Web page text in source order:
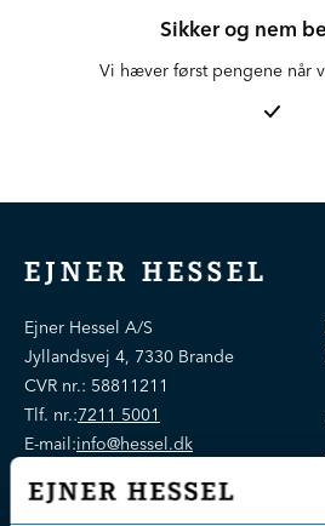
Sikker og nem
Vi hæver først pengene når
EJNER HESSEL
Ejner Hessel A/S
Jyllandsvej 4, 7330 Brande
CVR nr.: 58811211
Tlf. nr.:7211 5001
E-mail:info@hessel.dk
Åbningstider